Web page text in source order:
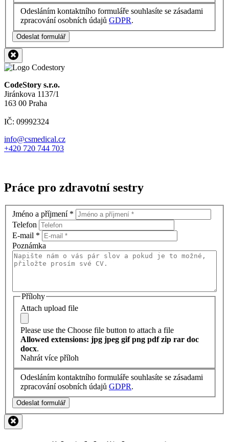
Odesláním kontaktního formuláře souhlasíte se zásadami
zpracování osobních údajů GDPR.
Odeslat formulář
CodeStory s.r.o.
Jiránkova 1137/1
163 00 Praha
IČ: 09992324
info@csmedical.cz
+420 720 744 703
Práce pro zdravotní sestry
Jméno a příjmení *
Telefon
E-mail *
Poznámka
Přílohy
Attach upload file
Please use the Choose file button to attach a file
Allowed extensions: jpg jpeg gif png pdf zip rar doc
docx.
Nahrát více příloh
Odesláním kontaktního formuláře souhlasíte se zásadami
zpracování osobních údajů GDPR.
Odeslat formulář